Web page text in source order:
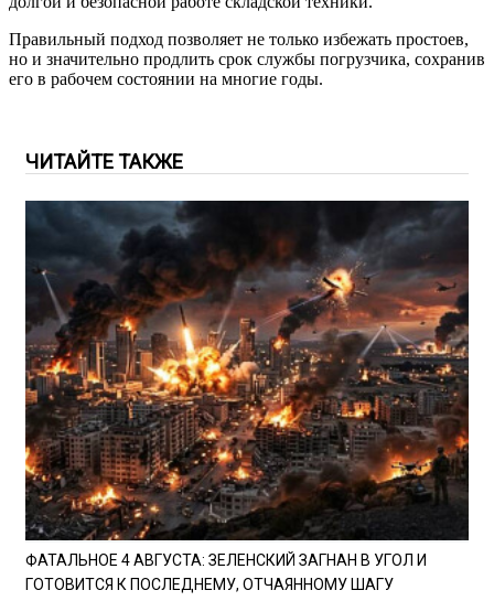
Правильный подход позволяет не только избежать простоев,
но и значительно продлить срок службы погрузчика, сохранив
его в рабочем состоянии на многие годы.
ЧИТАЙТЕ ТАКЖЕ
ФАТАЛЬНОЕ 4 АВГУСТА: ЗЕЛЕНСКИЙ ЗАГНАН В УГОЛ И
ГОТОВИТСЯ К ПОСЛЕДНЕМУ, ОТЧАЯННОМУ ШАГУ